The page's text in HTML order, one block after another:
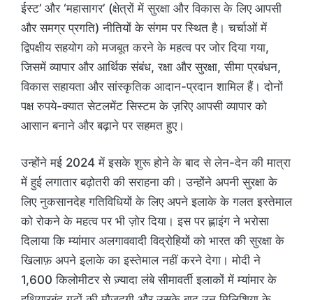
ईस्ट’ और ‘महासागर’ (क्षेत्रों में सुरक्षा और विकास के लिए आपसी
और समग्र प्रगति) नीतियों के संगम पर स्थित है। चर्चाओं में
द्विपक्षीय सहयोग को मजबूत करने के महत्व पर जोर दिया गया,
जिसमें व्यापार और आर्थिक संबंध, रक्षा और सुरक्षा, सीमा प्रबंधन,
विकास सहायता और सांस्कृतिक आदान-प्रदान शामिल हैं। दोनों
पक्ष रुपये-क्यात सेटलमेंट सिस्टम के ज़रिए आपसी व्यापार को
आसान बनाने और बढ़ाने पर सहमत हुए।
उन्होंने मई 2024 में इसके शुरू होने के बाद से लेन-देन की मात्रा
में हुई लगातार बढ़ोतरी की सराहना की। उन्होंने अपनी सुरक्षा के
लिए नुकसानदेह गतिविधियों के लिए अपने इलाके के गलत इस्तेमाल
को रोकने के महत्व पर भी ज़ोर दिया। इस पर ह्लाइंग ने भरोसा
दिलाया कि म्यांमार अलगाववादी विद्रोहियों को भारत की सुरक्षा के
खिलाफ़ अपने इलाके का इस्तेमाल नहीं करने देगा। मोदी ने
1,600 किलोमीटर से ज़्यादा लंबे सीमावर्ती इलाकों में म्यांमार के